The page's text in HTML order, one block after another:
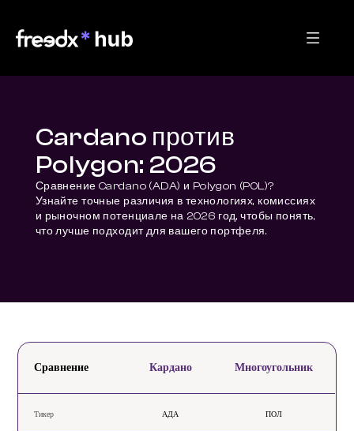
Cardano против
Polygon: 2026
Сравнение Cardano (ADA) и Polygon (POL)?
Узнайте точные различия в технологиях, комиссиях
и рыночном потенциале на 2026 год, чтобы понять,
что лучше подходит для вашего портфеля.
Сравнение Кардано Многоугольник
Тикер АДА ПОЛ